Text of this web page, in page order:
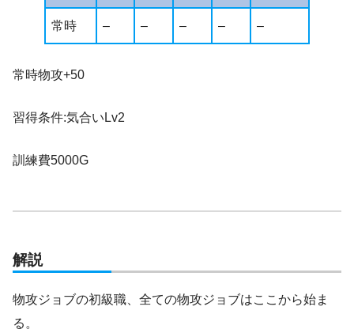
常時 – – – – –
常時物攻+50
習得条件:気合いLv2
訓練費5000G
解説
物攻ジョブの初級職、全ての物攻ジョブはここから始ま
る。